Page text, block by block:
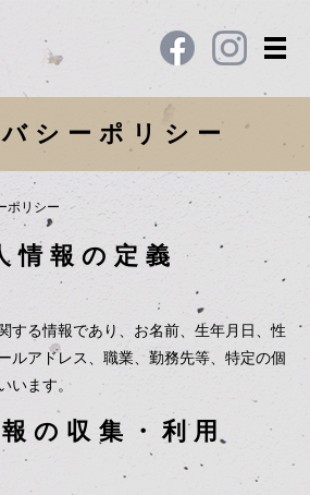
メ
シーポリシー
ポリシー
情報の定義
する情報であり、お名前、生年月日、性
ルアドレス、職業、勤務先等、特定の個
います。
の収集・利用